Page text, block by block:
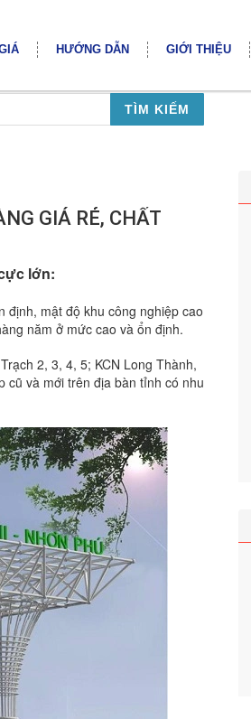
HƯỚNG DẪN GIỚI THIỆU
TÌM KIẾM
GIÁ RẺ, CHẤT
lớn:
mật độ khu công nghiệp cao
năm ở mức cao và ổn định.
2, 3, 4, 5; KCN Long Thành,
cũ và mới trên địa bàn tỉnh có nhu